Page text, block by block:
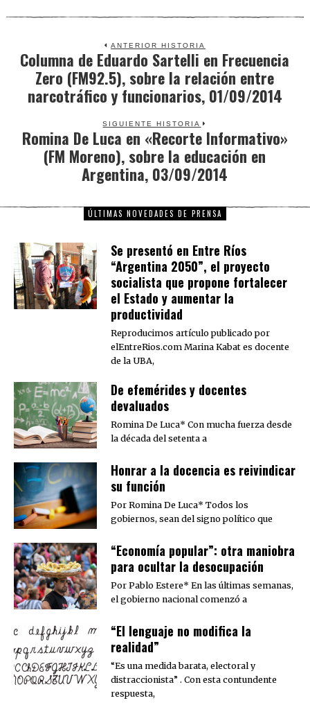
ANTERIOR HISTORIA
Previous
post:
Columna de Eduardo Sartelli en Frecuencia
Zero (FM92.5), sobre la relación entre
narcotráfico y funcionarios, 01/09/2014
SIGUIENTE HISTORIA
Next
post:
Romina De Luca en «Recorte Informativo»
(FM Moreno), sobre la educación en
Argentina, 03/09/2014
ÚLTIMAS NOVEDADES DE PRENSA
Se presentó en Entre Ríos
“Argentina 2050”, el proyecto
socialista que propone fortalecer
el Estado y aumentar la
productividad
Reproducimos artículo publicado por
elEntreRios.com Marina Kabat es docente
de la UBA,
De efemérides y docentes
devaluados
Romina De Luca* Con mucha fuerza desde
la década del setenta a
​Honrar a la docencia es reivindicar
su función
Por Romina De Luca* Todos los
gobiernos, sean del signo político que
“Economía popular”: otra maniobra
para ocultar la desocupación
Por Pablo Estere* En las últimas semanas,
el gobierno nacional comenzó a
“El lenguaje no modifica la
realidad”
“Es una medida barata, electoral y
distraccionista” . Con esta contundente
respuesta,